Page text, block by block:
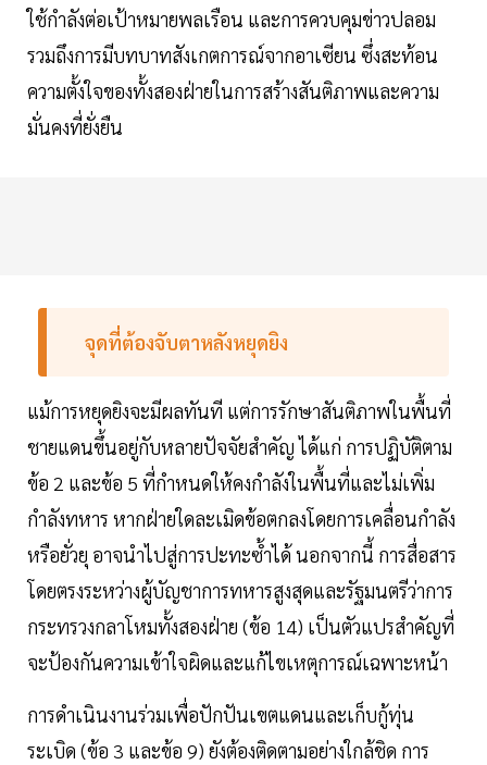
ใช้กำลังต่อเป้าหมายพลเรือน และการควบคุมข่าวปลอม
รวมถึงการมีบทบาทสังเกตการณ์จากอาเซียน ซึ่งสะท้อน
ความตั้งใจของทั้งสองฝ่ายในการสร้างสันติภาพและความ
มั่นคงที่ยั่งยืน
จุดที่ต้องจับตาหลังหยุดยิง
แม้การหยุดยิงจะมีผลทันที แต่การรักษาสันติภาพในพื้นที่
ชายแดนขึ้นอยู่กับหลายปัจจัยสำคัญ ได้แก่ การปฏิบัติตาม
ข้อ 2 และข้อ 5 ที่กำหนดให้คงกำลังในพื้นที่และไม่เพิ่ม
กำลังทหาร หากฝ่ายใดละเมิดข้อตกลงโดยการเคลื่อนกำลัง
หรือยั่วยุ อาจนำไปสู่การปะทะซ้ำได้ นอกจากนี้ การสื่อสาร
โดยตรงระหว่างผู้บัญชาการทหารสูงสุดและรัฐมนตรีว่าการ
กระทรวงกลาโหมทั้งสองฝ่าย (ข้อ 14) เป็นตัวแปรสำคัญที่
จะป้องกันความเข้าใจผิดและแก้ไขเหตุการณ์เฉพาะหน้า
การดำเนินงานร่วมเพื่อปักปันเขตแดนและเก็บกู้ทุ่น
ระเบิด (ข้อ 3 และข้อ 9) ยังต้องติดตามอย่างใกล้ชิด การ